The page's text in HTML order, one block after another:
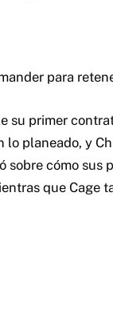
para
su primer
lo planeado, y
sobre cómo sus
que Cage